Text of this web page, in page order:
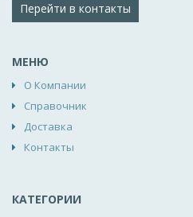
Перейти в контакты
МЕНЮ
О Компании
Справочник
Доставка
Контакты
КАТЕГОРИИ